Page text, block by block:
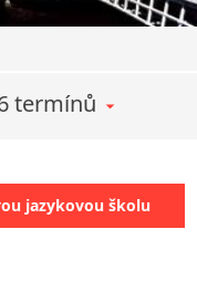
termínů
jazykovou školu